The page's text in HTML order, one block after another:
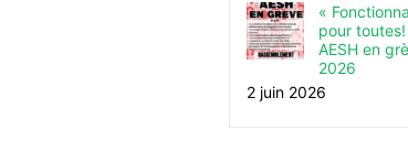
«
pour
AESH en
2026
2 juin 2026